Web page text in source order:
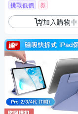
挑戰低價 券
加入購物車